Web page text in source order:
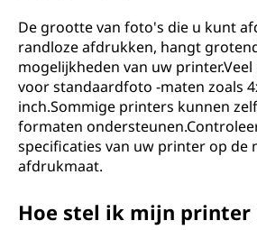
De grootte van foto's die u kunt
randloze afdrukken, hangt
mogelijkheden van uw
voor standaardfoto -maten zoals
inch.Sommige printers kunnen
formaten
specificaties van uw printer op de
afdrukmaat.
Hoe stel ik mijn printer